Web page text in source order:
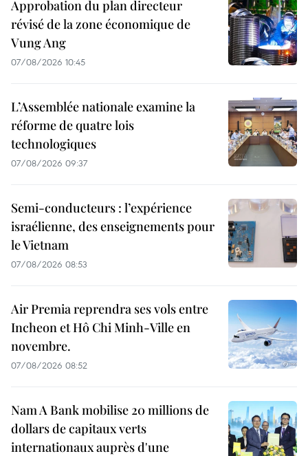
Approbation du plan directeur
révisé de la zone économique de
Vung Ang
07/08/2026 10:45
L’Assemblée nationale examine la
réforme de quatre lois
technologiques
07/08/2026 09:37
Semi-conducteurs : l’expérience
israélienne, des enseignements pour
le Vietnam
07/08/2026 08:53
Air Premia reprendra ses vols entre
Incheon et Hô Chi Minh-Ville en
novembre.
07/08/2026 08:52
Nam A Bank mobilise 20 millions de
dollars de capitaux verts
internationaux auprès d'une